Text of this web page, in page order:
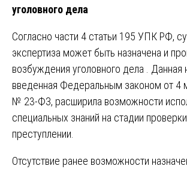
уголовного дела
Согласно части 4 статьи 195 УПК РФ,
экспертиза может быть назначена и
возбуждения уголовного дела . Данная
введенная Федеральным законом от 4
№ 23-ФЗ, расширила возможности
специальных знаний на стадии
преступлении.
Отсутствие ранее возможности